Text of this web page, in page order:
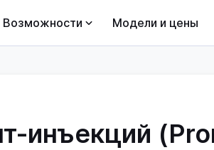
Возможности Модели и цены
инъекций